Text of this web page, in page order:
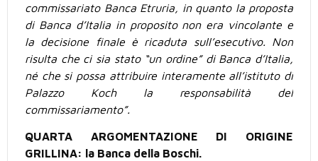
commissariato Banca Etruria, in quanto la proposta
di Banca d’Italia in proposito non era vincolante e
la decisione finale è ricaduta sull’esecutivo. Non
risulta che ci sia stato “un ordine” di Banca d’Italia,
né che si possa attribuire interamente all’istituto di
Palazzo Koch la responsabilità del
commissariamento”.
QUARTA ARGOMENTAZIONE DI ORIGINE
GRILLINA: la Banca della Boschi.